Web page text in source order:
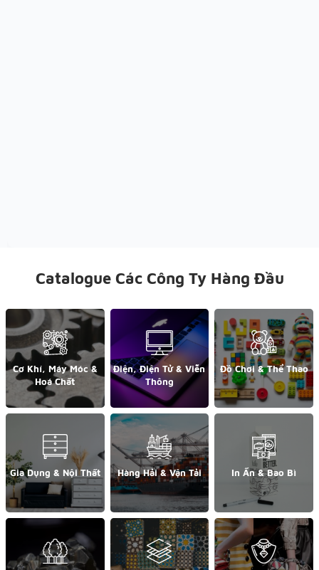
Catalogue Các Công Ty Hàng Đầu
Cơ Khí, Máy Móc &
Hoá Chất
Điện, Điện Tử & Viễn
Thông
Đồ Chơi & Thể Thao
Gia Dụng & Nội Thất Hàng Hải & Vận Tải In Ấn & Bao Bì